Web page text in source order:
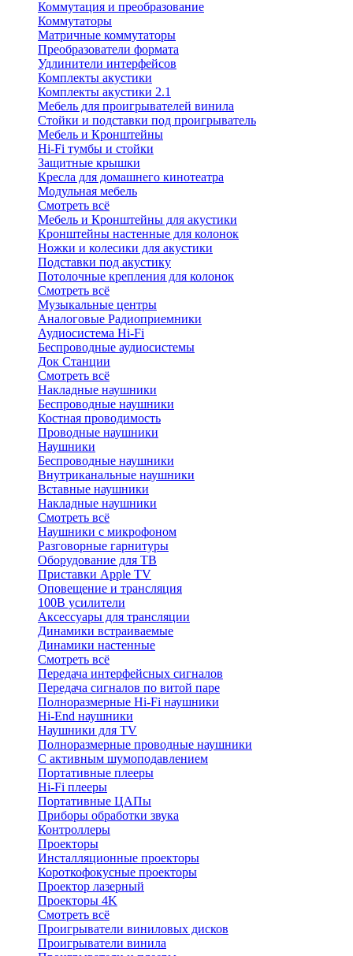
Коммутация и преобразование
Коммутаторы
Матричные коммутаторы
Преобразователи формата
Удлинители интерфейсов
Комплекты акустики
Комплекты акустики 2.1
Мебель для проигрывателей винила
Стойки и подставки под проигрыватель
Мебель и Кронштейны
Hi-Fi тумбы и стойки
Защитные крышки
Кресла для домашнего кинотеатра
Модульная мебель
Смотреть всё
Мебель и Кронштейны для акустики
Кронштейны настенные для колонок
Ножки и колесики для акустики
Подставки под акустику
Потолочные крепления для колонок
Смотреть всё
Музыкальные центры
Аналоговые Радиоприемники
Аудиосистема Hi-Fi
Беспроводные аудиосистемы
Док Станции
Смотреть всё
Накладные наушники
Беспроводные наушники
Костная проводимость
Проводные наушники
Наушники
Беспроводные наушники
Внутриканальные наушники
Вставные наушники
Накладные наушники
Смотреть всё
Наушники с микрофоном
Разговорные гарнитуры
Оборудование для ТВ
Приставки Apple TV
Оповещение и трансляция
100В усилители
Аксессуары для трансляции
Динамики встраиваемые
Динамики настенные
Смотреть всё
Передача интерфейсных сигналов
Передача сигналов по витой паре
Полноразмерные Hi-Fi наушники
Hi-End наушники
Наушники для TV
Полноразмерные проводные наушники
С активным шумоподавлением
Портативные плееры
Hi-Fi плееры
Портативные ЦАПы
Приборы обработки звука
Контроллеры
Проекторы
Инсталляционные проекторы
Короткофокусные проекторы
Проектор лазерный
Проекторы 4K
Смотреть всё
Проигрыватели виниловых дисков
Проигрыватели винила